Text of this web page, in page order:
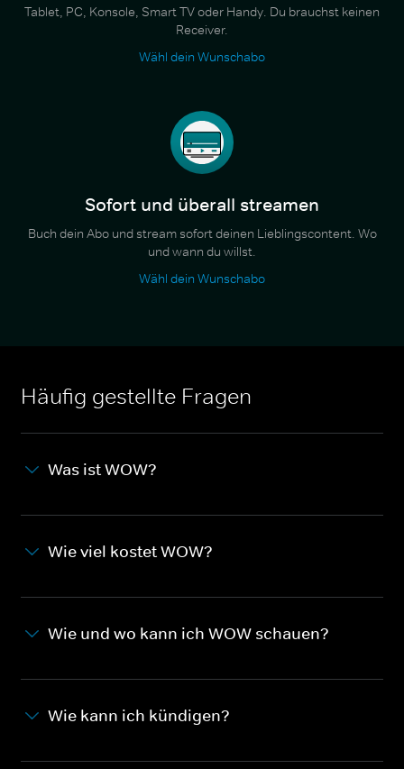
Tablet, PC, Konsole, Smart TV oder Handy. Du brauchst keinen
Receiver.
Wähl dein Wunschabo
Sofort und überall streamen
Buch dein Abo und stream sofort deinen Lieblingscontent. Wo
und wann du willst.
Wähl dein Wunschabo
Häufig gestellte Fragen
Was ist WOW?
Wie viel kostet WOW?
Wie und wo kann ich WOW schauen?
Wie kann ich kündigen?